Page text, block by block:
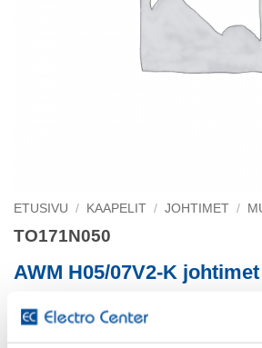
ETUSIVU / KAAPELIT / JOHTIMET /
TO171N050
AWM H05/07V2-K
BI-RATED 50 mu AWG1 07V2-K/UL